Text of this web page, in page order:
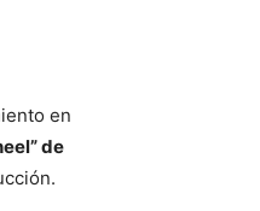
en
de